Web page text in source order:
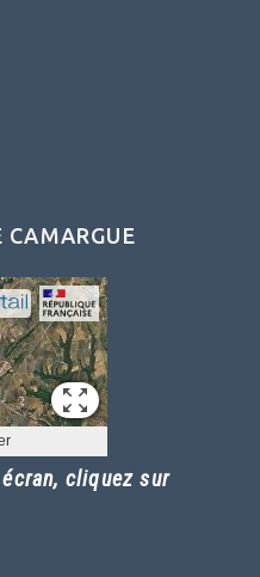
CAMARGUE
cliquez sur